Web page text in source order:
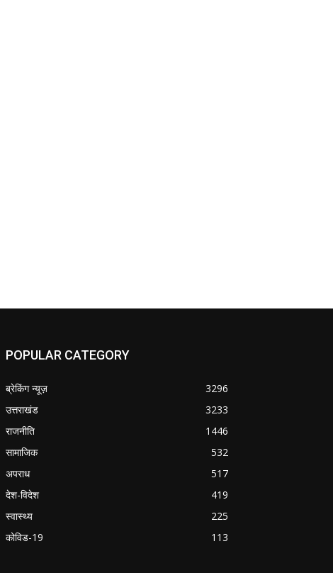
POPULAR CATEGORY
ब्रेकिंग न्यूज़
3296
उत्तराखंड
3233
राजनीति
1446
सामाजिक
532
अपराध
517
देश-विदेश
419
स्वास्थ्य
225
कोविड-19
113